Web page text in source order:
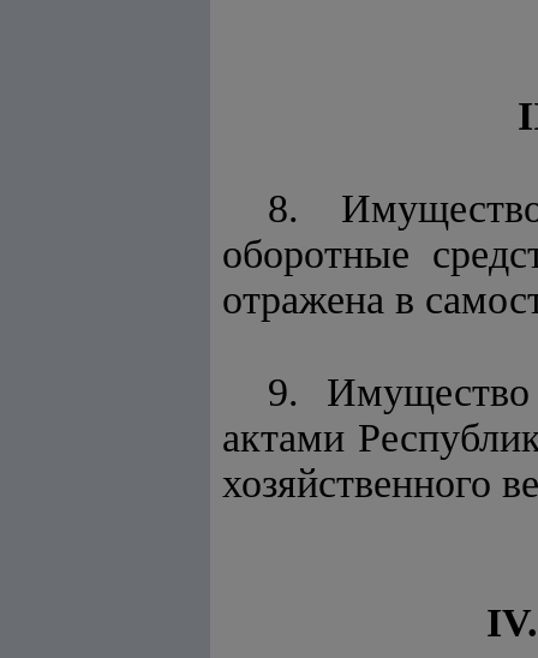
8.
оборотные
отражена в
9. Имущество
актами
хозяйственного